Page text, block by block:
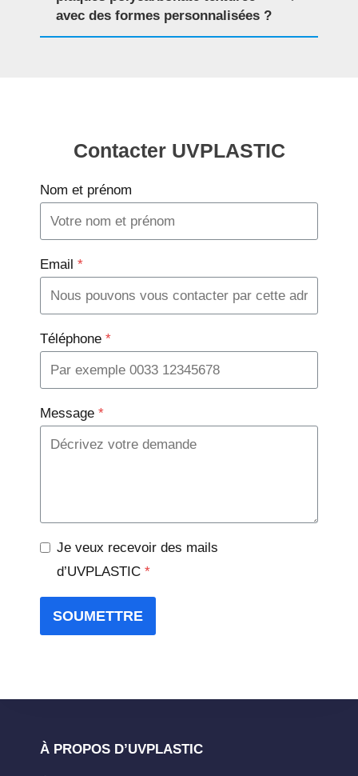
avec des formes personnalisées ?
Contacter UVPLASTIC
Nom et prénom
Email *
Téléphone *
Message *
Je veux recevoir des mails
d’UVPLASTIC *
SOUMETTRE
À PROPOS D’UVPLASTIC